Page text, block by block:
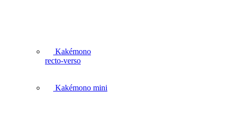
Kakémono
recto-verso
Kakémono mini